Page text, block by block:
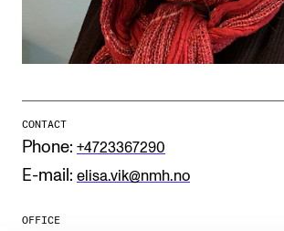
Publications
Collaboration
Networks
IN.TUNE
CONTACT
Phone: +4723367290
E-mail: elisa.vik@nmh.no
OFFICE